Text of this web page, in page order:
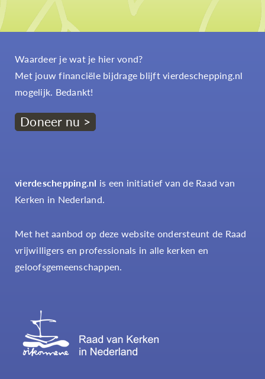
Waardeer je wat je hier vond?
Met jouw financiële bijdrage blijft vierdeschepping.nl
mogelijk. Bedankt!
Doneer nu >
vierdeschepping.nl is een initiatief van de Raad van
Kerken in Nederland.
Met het aanbod op deze website ondersteunt de Raad
vrijwilligers en professionals in alle kerken en
geloofsgemeenschappen.